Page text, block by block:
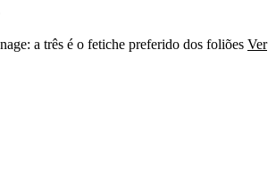
a três é o fetiche preferido dos foliões Ver